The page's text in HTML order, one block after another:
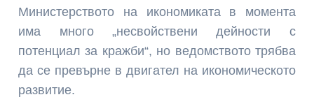
Министерството на икономиката в момента
има много „несвойствени дейности с
потенциал за кражби“, но ведомството трябва
да се превърне в двигател на икономическото
развитие.